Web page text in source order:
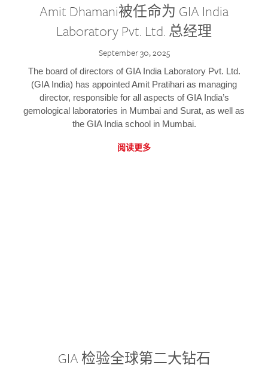
Amit Dhamani被任命为 GIA India
Laboratory Pvt. Ltd. 总经理
September 30, 2025
The board of directors of GIA India Laboratory Pvt. Ltd.
(GIA India) has appointed Amit Pratihari as managing
director, responsible for all aspects of GIA India’s
gemological laboratories in Mumbai and Surat, as well as
the GIA India school in Mumbai.
阅读更多
GIA 检验全球第二大钻石